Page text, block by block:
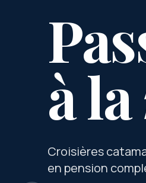
à la
Croisières
en pension